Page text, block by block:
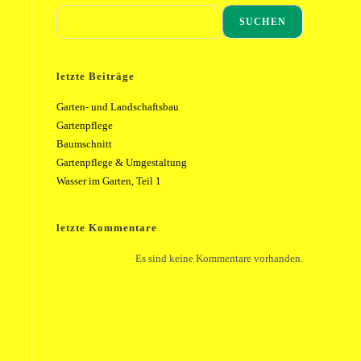
SUCHEN
letzte Beiträge
Garten- und Landschaftsbau
Gartenpflege
Baumschnitt
Gartenpflege & Umgestaltung
Wasser im Garten, Teil 1
letzte Kommentare
Es sind keine Kommentare vorhanden.